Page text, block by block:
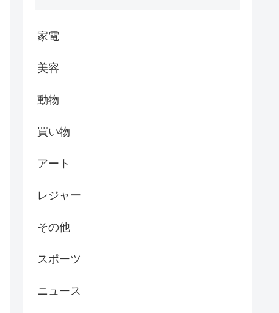
家電
美容
動物
買い物
アート
レジャー
その他
スポーツ
ニュース